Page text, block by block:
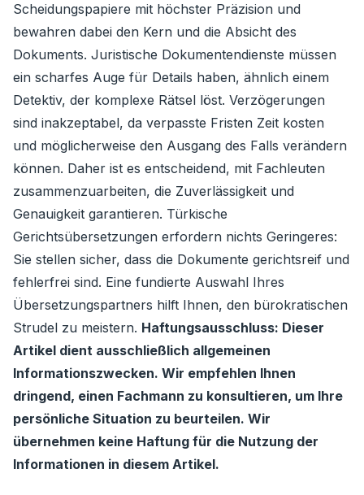
Scheidungspapiere mit höchster Präzision und
bewahren dabei den Kern und die Absicht des
Dokuments. Juristische Dokumentendienste müssen
ein scharfes Auge für Details haben, ähnlich einem
Detektiv, der komplexe Rätsel löst. Verzögerungen
sind inakzeptabel, da verpasste Fristen Zeit kosten
und möglicherweise den Ausgang des Falls verändern
können. Daher ist es entscheidend, mit Fachleuten
zusammenzuarbeiten, die Zuverlässigkeit und
Genauigkeit garantieren. Türkische
Gerichtsübersetzungen erfordern nichts Geringeres:
Sie stellen sicher, dass die Dokumente gerichtsreif und
fehlerfrei sind. Eine fundierte Auswahl Ihres
Übersetzungspartners hilft Ihnen, den bürokratischen
Strudel zu meistern. Haftungsausschluss: Dieser
Artikel dient ausschließlich allgemeinen
Informationszwecken. Wir empfehlen Ihnen
dringend, einen Fachmann zu konsultieren, um Ihre
persönliche Situation zu beurteilen. Wir
übernehmen keine Haftung für die Nutzung der
Informationen in diesem Artikel.